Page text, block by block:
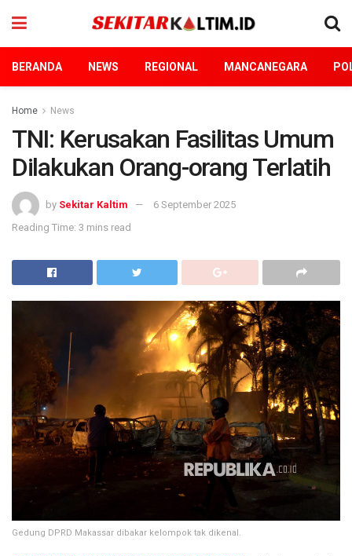
BERANDA NEWS REGIONAL MANCANEGARA
Home News
TNI: Kerusakan Fasilitas Umum
Dilakukan Orang-orang Terlatih
by Sekitar Kaltim
6 September 2025
Reading Time: 3 mins read
Gedung DPRD Makassar dibakar kelompok tak dikenal.